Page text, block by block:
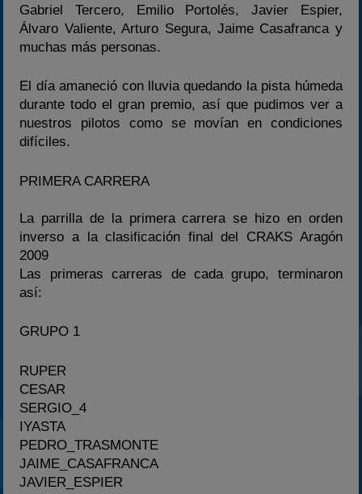
Gabriel Tercero, Emilio Portolés, Javier Espier,
Álvaro Valiente, Arturo Segura, Jaime Casafranca y
muchas más personas.
El día amaneció con lluvia quedando la pista húmeda
durante todo el gran premio, así que pudimos ver a
nuestros pilotos como se movían en condiciones
difíciles.
PRIMERA CARRERA
La parrilla de la primera carrera se hizo en orden
inverso a la clasificación final del CRAKS Aragón
2009
Las primeras carreras de cada grupo, terminaron
así:
GRUPO 1
RUPER
CESAR
SERGIO_4
IYASTA
PEDRO_TRASMONTE
JAIME_CASAFRANCA
JAVIER_ESPIER